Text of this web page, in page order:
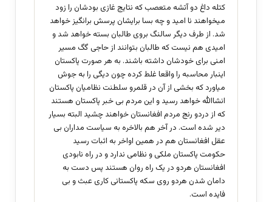
کتله داغ دو آتشه متعصب که نتایج غازی بودشان را زود
میخواهند نا امید و چه بسا برایشان پرسش برانگیز خواهد
شد. از طرف دیگر سالنگ بروی طالبان بسته خواهد شد و
امیدی هم نیست که طالبان بتوانند از حاجی گگ مسیر
امنی برای خودشان داشته باشند. به هر صورت پاکستان
اینبار محاسبه را واقعا غلط کرده چون دیگی را به جوش
میاورد که بخشی از آن در قلمرو سلطنت نظامیان پاکستان
انشاالله خواهد رسید و این مردم بی خبر پاکستان هستند
که از دردو رنج مردم افغانستان خواهند چشید البته بسیار
دیر شده است. در آخر هم بالاخره به سیاست مداران بی
عقل افغانستان هم در همین اواخر به اثبات رسید
حکومت پاکستان ملکی و نظامی ندارد و در راه نابودی
افغانستان هردو در یک راه روان هستند پس دست به
دامان شدن هردو روی سکه پاکستانی کاری عبث و بی
فایده است.